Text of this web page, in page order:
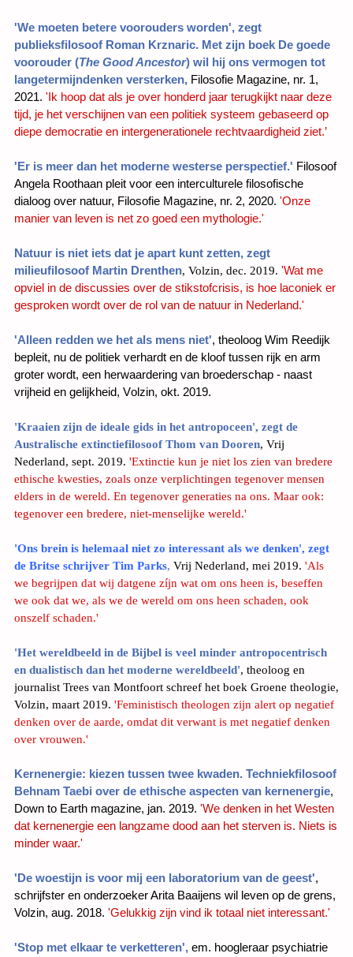
'We moeten betere voorouders worden', zegt
publieksfilosoof Roman Krznaric. Met zijn boek De goede
voorouder (The Good Ancestor) wil hij ons vermogen tot
langetermijndenken versterken, Filosofie Magazine, nr. 1,
2021. 'Ik hoop dat als je over honderd jaar terugkijkt naar deze
tijd, je het verschijnen van een politiek systeem gebaseerd op
diepe democratie en inter­generationele rechtvaardigheid ziet.’
'Er is meer dan het moderne westerse perspectief.' Filosoof
Angela Roothaan pleit voor een interculturele filosofische
dialoog over natuur, Filosofie Magazine, nr. 2, 2020. 'Onze
manier van leven is net zo goed een mythologie.'
Natuur is niet iets dat je apart kunt zetten, zegt
milieufilosoof Martin Drenthen, Volzin, dec. 2019. 'Wat me
opviel in de discussies over de stikstofcrisis, is hoe laconiek er
gesproken wordt over de rol van de natuur in Nederland.'
'Alleen redden we het als mens niet', theoloog Wim Reedijk
bepleit, nu de politiek verhardt en de kloof tussen rijk en arm
groter wordt, een herwaardering van broederschap - naast
vrijheid en gelijkheid, Volzin, okt. 2019.
'Kraaien zijn de ideale gids in het antropoceen', zegt de
Australische extinctiefilosoof Thom van Dooren, Vrij
Nederland, sept. 2019. 'Extinctie kun je niet los zien van bredere
ethische kwesties, zoals onze verplichtingen tegenover mensen
elders in de wereld. En tegenover generaties na ons. Maar ook:
tegenover een bredere, niet-menselijke wereld.'
'Ons brein is helemaal niet zo interessant als we denken', zegt
de Britse schrijver Tim Parks, Vrij Nederland, mei 2019. 'Als
we begrijpen dat wij datgene zíjn wat om ons heen is, beseffen
we ook dat we, als we de wereld om ons heen schaden, ook
onszelf schaden.'
'Het wereldbeeld in de Bijbel is veel minder antropocentrisch
en dualistisch dan het moderne wereldbeeld', theoloog en
journalist Trees van Montfoort schreef het boek Groene theologie,
Volzin, maart 2019. 'Feministisch theologen zijn alert op negatief
denken over de aarde, omdat dit verwant is met negatief denken
over vrouwen.'
Kernenergie: kiezen tussen twee kwaden. Techniekfilosoof
Behnam Taebi over de ethische aspecten van kernenergie,
Down to Earth magazine, jan. 2019. 'We denken in het Westen
dat kernenergie een langzame dood aan het sterven is. Niets is
minder waar.'
'De woestijn is voor mij een laboratorium van de geest',
schrijfster en onderzoeker Arita Baaijens wil leven op de grens,
Volzin, aug. 2018. 'Gelukkig zijn vind ik totaal niet interessant.'
'Stop met elkaar te verketteren', em. hoogleraar psychiatrie